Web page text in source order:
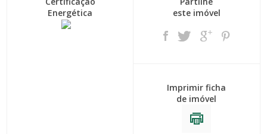
Energética
este imóvel
Imprimir ficha
de imóvel